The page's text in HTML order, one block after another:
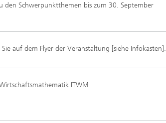
den Schwerpunktthemen bis zum 30. September
auf dem Flyer der Veranstaltung [siehe Infokasten].
ITWM